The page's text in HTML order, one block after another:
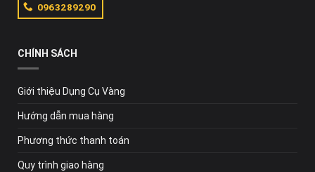
0963289290
CHÍNH SÁCH
Giới thiệu Dụng Cụ Vàng
Hướng dẫn mua hàng
Phương thức thanh toán
Quy trình giao hàng